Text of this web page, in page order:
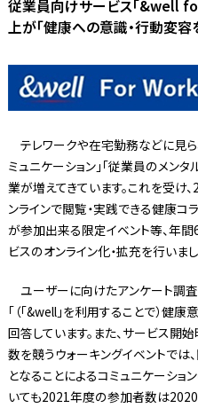
従業員向けサービス「&well
上が「健康への意識・行動変容
テレワークや在宅勤務などに見
ミュニケーション」「従業員のメン
業が増えてきています。これを受け
ンラインで閲覧・実践できる健康コ
が参加出来る限定イベント等、年
ビスのオンライン化・拡充を行いまし
ユーザーに向けたアンケート調
「（「&well」を利用することで）健
回答しています。また、サービス開
数を競うウォーキングイベントでは
となることによるコミュニケーシ
いても2021年度の参加者数は2020